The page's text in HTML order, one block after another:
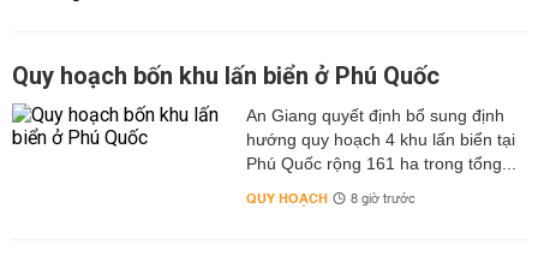
Quy hoạch bốn khu lấn biển ở Phú Quốc
An Giang quyết định bổ sung định
hướng quy hoạch 4 khu lấn biển tại
Phú Quốc rộng 161 ha trong tổng...
QUY HOẠCH 8 giờ trước